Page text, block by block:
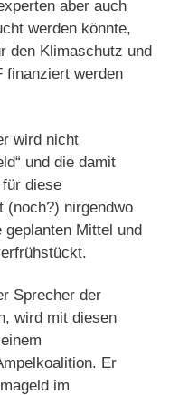
aber auch
werden könnte,
den Klimaschutz und
finanziert werden
wird nicht
und die damit
diese
(noch?) nirgendwo
geplanten Mittel und
Sprecher der
wird mit diesen
Er
im